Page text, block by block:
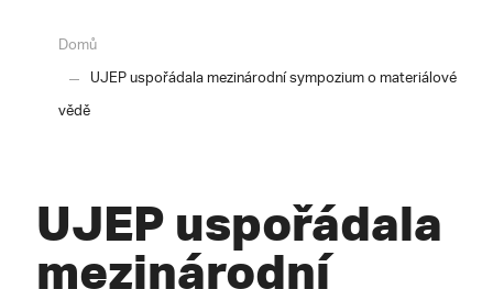
Domů
UJEP uspořádala mezinárodní sympozium o materiálové
vědě
UJEP uspořádala
mezinárodní